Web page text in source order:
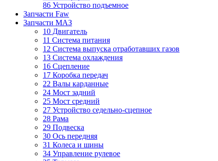
86 Устройство подъемное
Запчасти Faw
Запчасти МАЗ
10 Двигатель
11 Система питания
12 Система выпуска отработавших газов
13 Система охлаждения
16 Сцепление
17 Коробка передач
22 Валы карданные
24 Мост задний
25 Мост средний
27 Устройство седельно-сцепное
28 Рама
29 Подвеска
30 Ось передняя
31 Колеса и шины
34 Управление рулевое